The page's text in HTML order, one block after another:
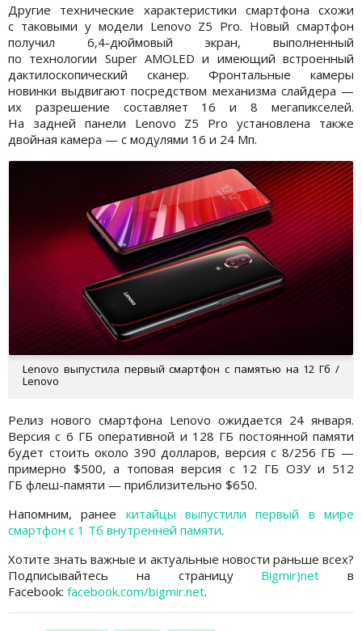
Другие технические характеристики смартфона схожи
с таковыми у модели Lenovo Z5 Pro. Новый смартфон
получил 6,4-дюймовый экран, выполненный
по технологии Super AMOLED и имеющий встроенный
дактилоскопический сканер. Фронтальные камеры
новинки выдвигают посредством механизма слайдера —
их разрешение составляет 16 и 8 мегапикселей.
На задней панели Lenovo Z5 Pro установлена также
двойная камера — с модулями 16 и 24 Мп.
Lenovo выпустила первый смартфон с памятью на 12 Гб /
Lenovo
Релиз нового смартфона Lenovo ожидается 24 января.
Версия с 6 ГБ оперативной и 128 ГБ постоянной памяти
будет стоить около 390 долларов, версия с 8/256 ГБ —
примерно $500, а топовая версия с 12 ГБ ОЗУ и 512
ГБ флеш-памяти — приблизительно $650.
Напомним, ранее китайцы выпустили первый в мире
смартфон с 1 Тб внутренней памяти.
Хотите знать важные и актуальные новости раньше всех?
Подписывайтесь на страницу Bigmir)net в
Facebook: facebook.com/bigmir.net.